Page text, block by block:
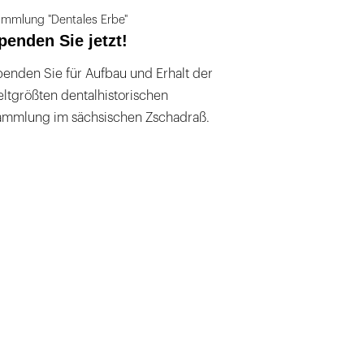
"Dentales Erbe"
Sie jetzt!
Sie für Aufbau und Erhalt der
dentalhistorischen
im sächsischen Zschadraß.